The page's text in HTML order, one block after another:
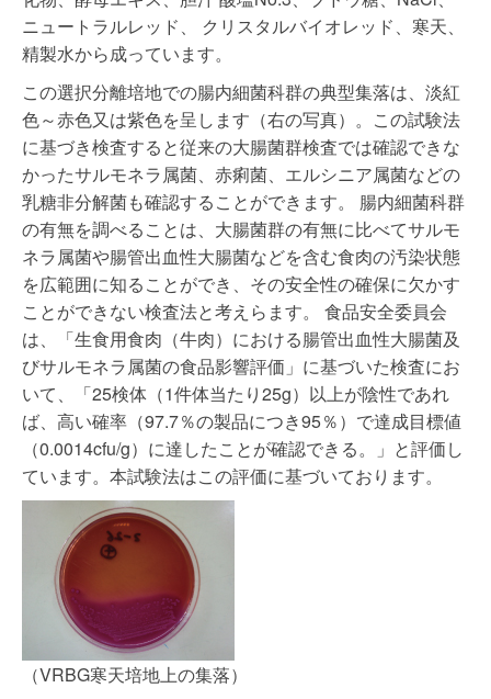
ニュートラルレッド、 クリスタルバイオレッド、寒天、
精製水から成っています。
この選択分離培地での腸内細菌科群の典型集落は、淡紅
色～赤色又は紫色を呈します（右の写真）。この試験法
に基づき検査すると従来の大腸菌群検査では確認できな
かったサルモネラ属菌、赤痢菌、エルシニア属菌などの
乳糖非分解菌も確認することができます。 腸内細菌科群
の有無を調べることは、大腸菌群の有無に比べてサルモ
ネラ属菌や腸管出血性大腸菌などを含む食肉の汚染状態
を広範囲に知ることができ、その安全性の確保に欠かす
ことができない検査法と考えらます。 食品安全委員会
は、「生食用食肉（牛肉）における腸管出血性大腸菌及
びサルモネラ属菌の食品影響評価」に基づいた検査にお
いて、「25検体（1件体当たり25g）以上が陰性であれ
ば、高い確率（97.7％の製品につき95％）で達成目標値
（0.0014cfu/g）に達したことが確認できる。」と評価し
ています。本試験法はこの評価に基づいております。
（VRBG寒天培地上の集落）